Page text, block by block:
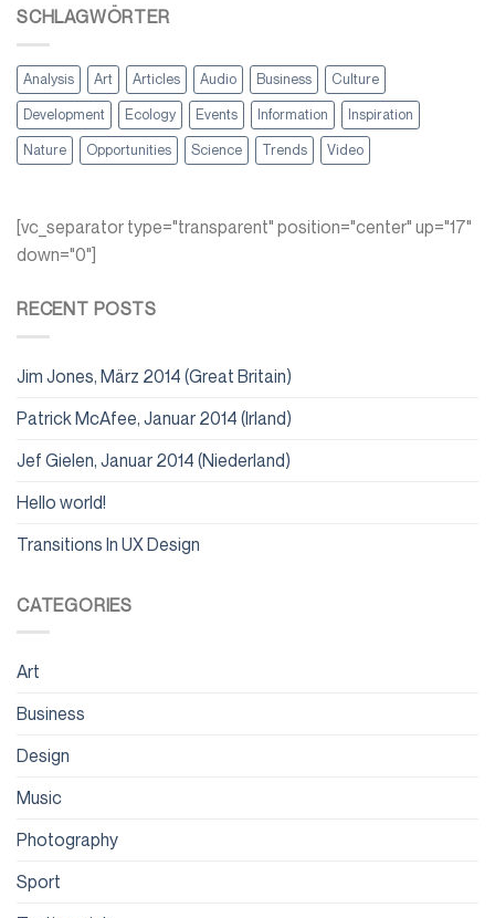
SCHLAGWÖRTER
Analysis Art Articles Audio Business Culture
Development Ecology Events Information Inspiration
Nature Opportunities Science Trends Video
[vc_separator type="transparent" position="center" up="17"
down="0"]
RECENT POSTS
Jim Jones, März 2014 (Great Britain)
Patrick McAfee, Januar 2014 (Irland)
Jef Gielen, Januar 2014 (Niederland)
Hello world!
Transitions In UX Design
CATEGORIES
Art
Business
Design
Music
Photography
Sport